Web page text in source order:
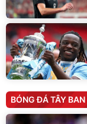
BÓNG ĐÁ TÂY